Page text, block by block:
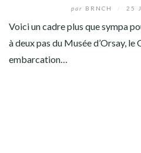
par BRNCH 25
Voici un cadre plus que sympa
à deux pas du Musée d’Orsay, le
embarcation…